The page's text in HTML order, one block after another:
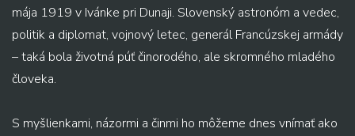
mája 1919 v Ivánke pri Dunaji. Slovenský astronóm a vedec,
politik a diplomat, vojnový letec, generál Francúzskej armády
– taká bola životná púť činorodého, ale skromného mladého
človeka.
S myšlienkami, názormi a činmi ho môžeme dnes vnímať ako